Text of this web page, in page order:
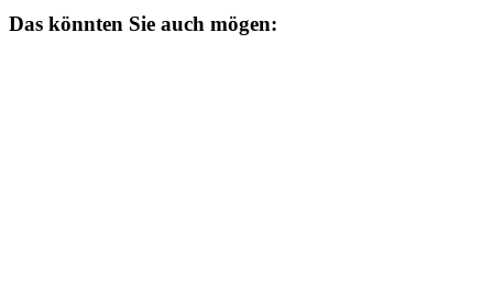
Das könnten Sie auch mögen: